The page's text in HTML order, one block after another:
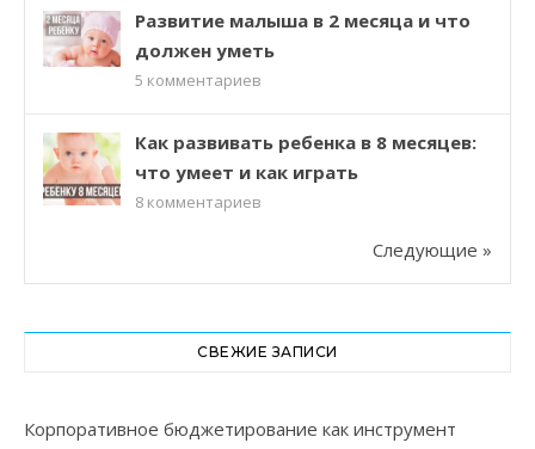
Развитие малыша в 2 месяца и что
должен уметь
5 комментариев
Как развивать ребенка в 8 месяцев:
что умеет и как играть
8 комментариев
Следующие »
СВЕЖИЕ ЗАПИСИ
Корпоративное бюджетирование как инструмент